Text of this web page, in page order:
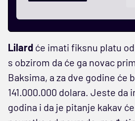
Lilard će imati fiksnu platu
s obzirom da će ga novac
Baksima, a za dve godine će
141.000.000 dolara. Jeste da
godina i da je pitanje kakav